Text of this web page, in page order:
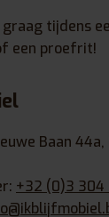
graag tijdens
een proefrit!
Baan 44a,
+32 (0)3 304